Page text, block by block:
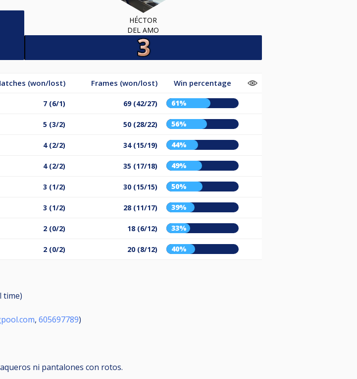
HÉCTOR
DEL AMO
(won/lost) Frames (won/lost) Win percentage
7 (6/1) 69 (42/27) 61%
5 (3/2) 50 (28/22) 56%
4 (2/2) 34 (15/19) 44%
4 (2/2) 35 (17/18) 49%
3 (1/2) 30 (15/15) 50%
3 (1/2) 28 (11/17) 39%
2 (0/2) 18 (6/12) 33%
2 (0/2) 20 (8/12) 40%
time)
, 605697789)
ni pantalones con rotos.